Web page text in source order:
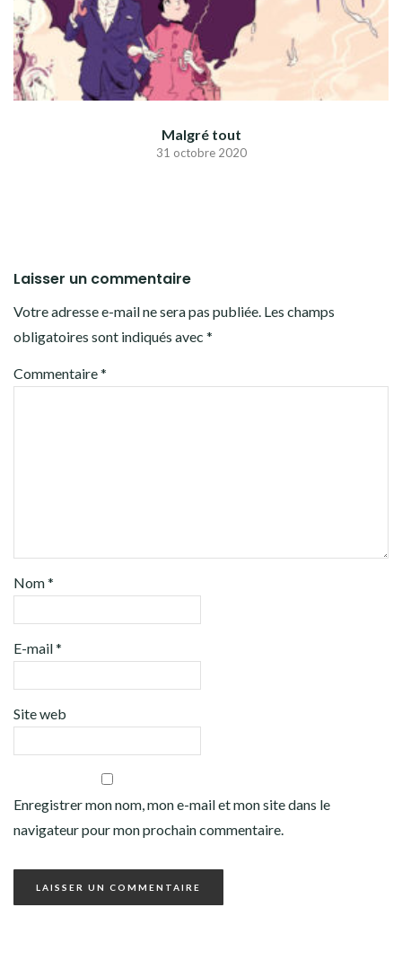
Malgré tout
31 octobre 2020
Laisser un commentaire
Votre adresse e-mail ne sera pas publiée. Les champs
obligatoires sont indiqués avec *
Commentaire*
Nom*
E-mail*
Site web
Enregistrer mon nom, mon e-mail et mon site dans le
navigateur pour mon prochain commentaire.